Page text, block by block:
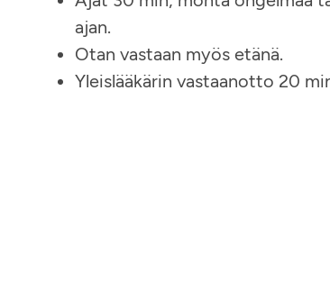
ajan.
Otan vastaan myös etänä.
Yleislääkärin vastaanotto 20